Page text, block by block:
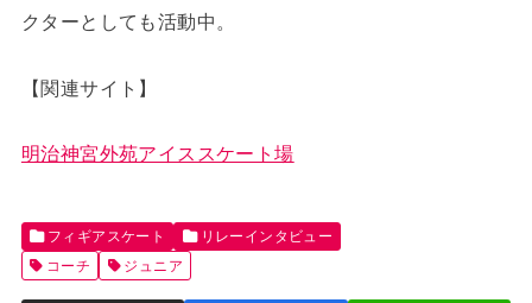
クターとしても活動中。
【関連サイト】
明治神宮外苑アイススケート場
フィギアスケート
リレーインタビュー
コーチ
ジュニア